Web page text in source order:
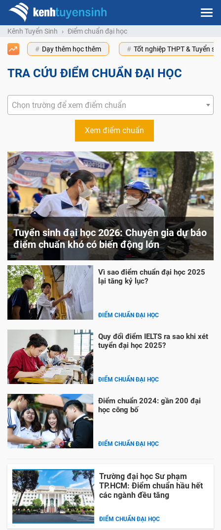
Kênh Tuyển Sinh Điểm chuẩn đại học
Dạy thêm học thêm Tốt nghiệp THPT & Tuyển
TRA CỨU ĐIỂM CHUẨN ĐẠI HỌC
Chọn trường để xem điểm chuẩn
Xem điểm chuẩn
Tuyển sinh đại học 2026: Chuyên gia dự báo
điểm chuẩn khó có biến động lớn
Vì sao điểm chuẩn đại học 2025
lại tăng kỷ lục?
ĐIỂM CHUẨN ĐẠI HỌC
Quy đổi điểm IELTS ra sao khi xét
tuyển đại học 2025?
ĐIỂM CHUẨN ĐẠI HỌC
Điểm chuẩn 2024: gần 200 đại
học công bố
ĐIỂM CHUẨN ĐẠI HỌC
Trường đại học Sư phạm
TP.HCM: Điểm chuẩn hầu hết
các ngành đều tăng
ĐIỂM CHUẨN ĐẠI HỌC